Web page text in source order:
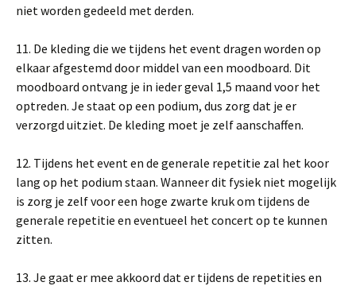
niet worden gedeeld met derden.
11. De kleding die we tijdens het event dragen worden op
elkaar afgestemd door middel van een moodboard. Dit
moodboard ontvang je in ieder geval 1,5 maand voor het
optreden. Je staat op een podium, dus zorg dat je er
verzorgd uitziet. De kleding moet je zelf aanschaffen.
12. Tijdens het event en de generale repetitie zal het koor
lang op het podium staan. Wanneer dit fysiek niet mogelijk
is zorg je zelf voor een hoge zwarte kruk om tijdens de
generale repetitie en eventueel het concert op te kunnen
zitten.
13. Je gaat er mee akkoord dat er tijdens de repetities en